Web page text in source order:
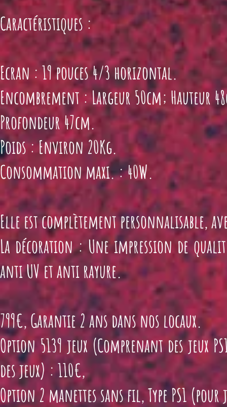
Caractéristiques :
Ecran : 19 pouces 4/3 horizontal.
Encombrement : Largeur 50cm; Hauteur
Profondeur 47cm.
Poids : Environ 20Kg.
Consommation maxi. : 40W.
Elle est complètement personnalisable,
La décoration : Une impression de
anti UV et anti rayure.
799€, Garantie 2 ans dans nos locaux.
Option 5139 jeux (Comprenant des jeux
des jeux) : 110€,
Option 2 manettes sans fil, Type PS1